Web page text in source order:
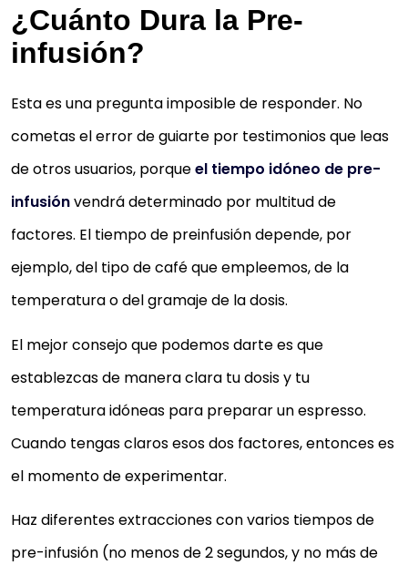
¿Cuánto Dura la Pre-
infusión?
Esta es una pregunta imposible de responder. No
cometas el error de guiarte por testimonios que leas
de otros usuarios, porqueel tiempo idóneo de pre-
infusiónvendrá determinado por multitud de
factores. El tiempo de preinfusión depende, por
ejemplo, del tipo de café que empleemos, de la
temperatura o del gramaje de la dosis.
El mejor consejo que podemos darte es que
establezcas de manera clara tu dosis y tu
temperatura idóneas para preparar un espresso.
Cuando tengas claros esos dos factores, entonces es
el momento de experimentar.
Haz diferentes extracciones con varios tiempos de
pre-infusión (no menos de 2 segundos, y no más de